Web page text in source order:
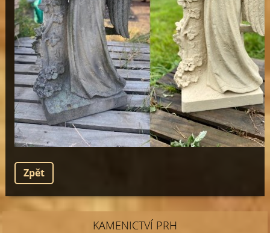
Zpět
KAMENICTVÍ PRH